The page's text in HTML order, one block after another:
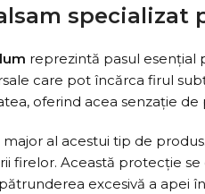
specializat
reprezintă pasul esențial
care pot încărca firul
oferind acea senzație
al acestui tip de
firelor. Această protecție
excesivă a